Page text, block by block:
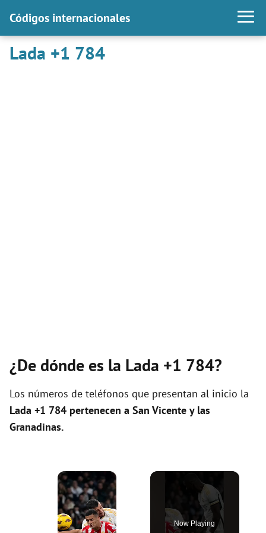
Códigos internacionales
Lada +1 784
¿De dónde es la Lada +1 784?
Los números de teléfonos que presentan al inicio la
Lada +1 784 pertenecen a San Vicente y las
Granadinas.
×
Now Playing